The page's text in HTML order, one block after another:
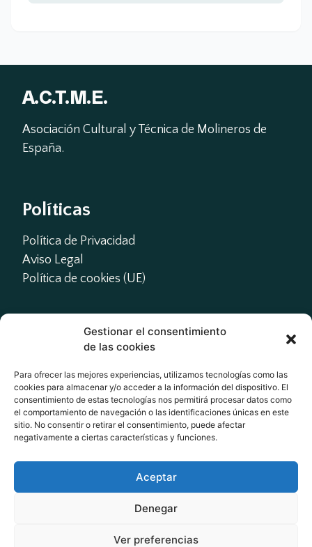
Gestionar el consentimiento
de las cookies
Para ofrecer las mejores experiencias, utilizamos tecnologías como las
cookies para almacenar y/o acceder a la información del dispositivo. El
consentimiento de estas tecnologías nos permitirá procesar datos como
el comportamiento de navegación o las identificaciones únicas en este
sitio. No consentir o retirar el consentimiento, puede afectar
negativamente a ciertas características y funciones.
Aceptar
Denegar
Ver preferencias
A.C.T.M.E.
Asociación Cultural y Técnica de Molineros de
España.
Políticas
Política de Privacidad
Aviso Legal
Política de cookies (UE)
Contacto
presidente@actme.es
administracion@actme.es
+34 647 66 63 18
Redes Sociales